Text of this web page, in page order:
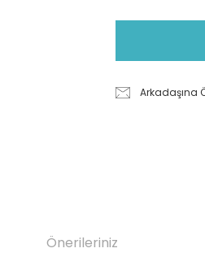
Arkadaşına
Önerileriniz